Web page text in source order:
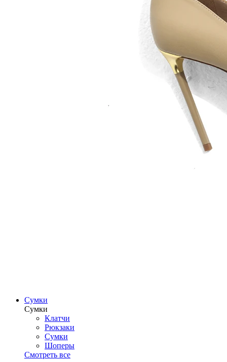
Сумки
Сумки
Клатчи
Рюкзаки
Сумки
Шоперы
Смотреть все